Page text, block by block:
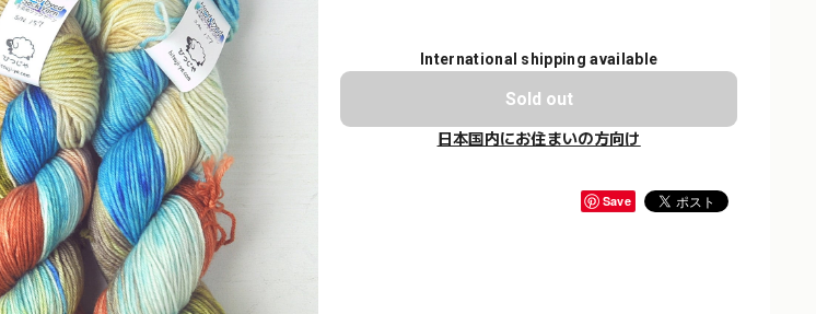
International shipping available
Sold out
日本国内にお住まいの方向け
Save